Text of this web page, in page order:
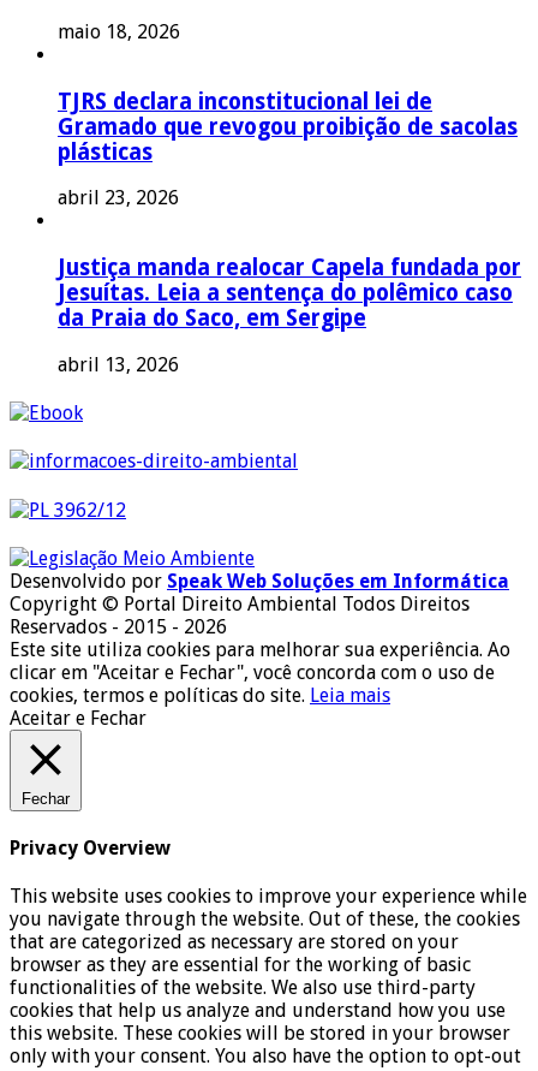
maio 18, 2026
TJRS declara inconstitucional lei de
Gramado que revogou proibição de sacolas
plásticas
abril 23, 2026
Justiça manda realocar Capela fundada por
Jesuítas. Leia a sentença do polêmico caso
da Praia do Saco, em Sergipe
abril 13, 2026
Desenvolvido por Speak Web Soluções em Informática
Copyright © Portal Direito Ambiental Todos Direitos
Reservados - 2015 - 2026
Este site utiliza cookies para melhorar sua experiência. Ao
clicar em "Aceitar e Fechar", você concorda com o uso de
cookies, termos e políticas do site. Leia mais
Aceitar e Fechar
Fechar
Privacy Overview
This website uses cookies to improve your experience while
you navigate through the website. Out of these, the cookies
that are categorized as necessary are stored on your
browser as they are essential for the working of basic
functionalities of the website. We also use third-party
cookies that help us analyze and understand how you use
this website. These cookies will be stored in your browser
only with your consent. You also have the option to opt-out